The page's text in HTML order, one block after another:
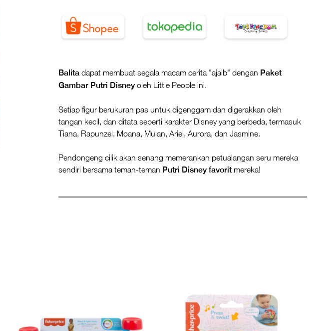
Balita dapat membuat segala macam cerita "ajaib" dengan Paket
Gambar Putri Disney oleh Little People ini.
Setiap figur berukuran pas untuk digenggam dan digerakkan oleh
tangan kecil, dan ditata seperti karakter Disney yang berbeda, termasuk
Tiana, Rapunzel, Moana, Mulan, Ariel, Aurora, dan Jasmine.
Pendongeng cilik akan senang memerankan petualangan seru mereka
sendiri bersama teman-teman Putri Disney favorit mereka!